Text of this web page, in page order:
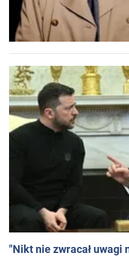
"Nikt nie zwracał uwagi